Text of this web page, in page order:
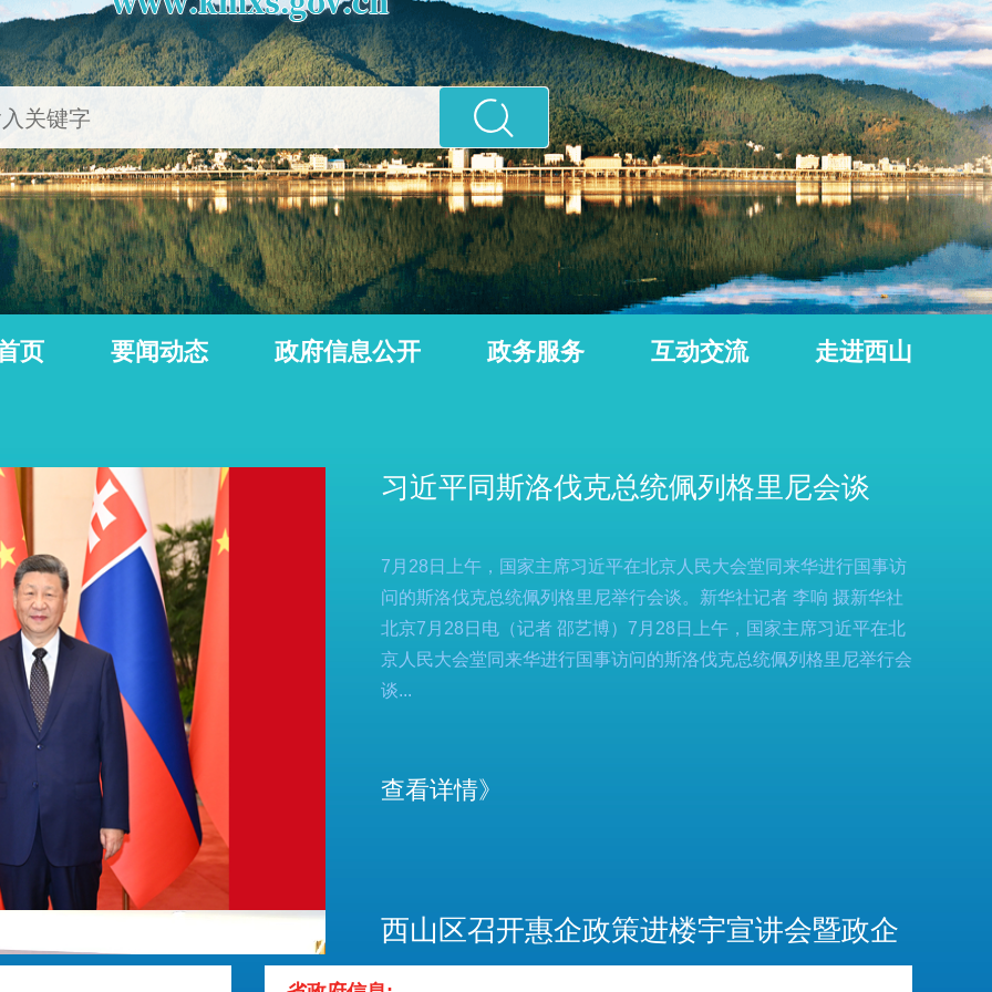
页 要闻动态 政府信息公开 政务服务 互动交流 走进西山
政府信息公开指南 政府信息公开制度 政策文件 法定主动公开内容
开年报 依申请公开 服务评价结果公示
办事服务统计公示
调查征集
领导信箱
12345便民热线 在线访谈 西山概况 历史底蕴
习近平同斯洛伐克总统佩列格里尼会谈
7月28日上午，国家主席习近平在北京人民大会堂同来华进行国事访
问的斯洛伐克总统佩列格里尼举行会谈。新华社记者 李响 摄新华社
北京7月28日电（记者 邵艺博）7月28日上午，国家主席习近平在北
京人民大会堂同来华进行国事访问的斯洛伐克总统佩列格里尼举行会
谈...
查看详情》
西山区召开惠企政策进楼宇宣讲会暨政企
座谈会